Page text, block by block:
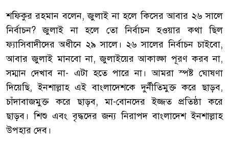
শফিকুর রহমান বলেন, জুলাই না হলে কিসের আবার ২৬ সালে
নির্বাচন? জুলাই না হলে তো নির্বাচন হওয়ার কথা ছিল
ফ্যাসিবাদীদের অধীনে ২৯ সালে। ২৬ সালের নির্বাচন চাইবো,
আবার জুলাই মানবো না, জুলাইয়ের আকাঙ্ক্ষা পূরণ করব না,
সম্মান দেখাব না- এটা হতে পারে না। আমরা স্পষ্ট ঘোষণা
দিয়েছি, ইনশাল্লাহ এই বাংলাদেশকে দুর্নীতিমুক্ত করে ছাড়ব,
চাঁদাবাজমুক্ত করে ছাড়ব, মা-বোনদের ইজ্জত প্রতিষ্ঠা করে
ছাড়ব। শিশু এবং বৃদ্ধদের জন্য নিরাপদ বাংলাদেশ ইনশাল্লাহ
উপহার দেব।